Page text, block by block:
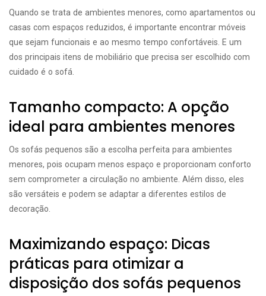
Quando se trata de ambientes menores, como apartamentos ou
casas com espaços reduzidos, é importante encontrar móveis
que sejam funcionais e ao mesmo tempo confortáveis. E um
dos principais itens de mobiliário que precisa ser escolhido com
cuidado é o sofá.
Tamanho compacto: A opção
ideal para ambientes menores
Os sofás pequenos são a escolha perfeita para ambientes
menores, pois ocupam menos espaço e proporcionam conforto
sem comprometer a circulação no ambiente. Além disso, eles
são versáteis e podem se adaptar a diferentes estilos de
decoração.
Maximizando espaço: Dicas
práticas para otimizar a
disposição dos sofás pequenos